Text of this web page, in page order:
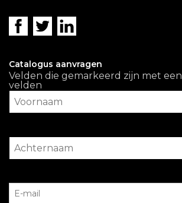
Catalogus aanvragen
Velden die gemarkeerd zijn met een
velden